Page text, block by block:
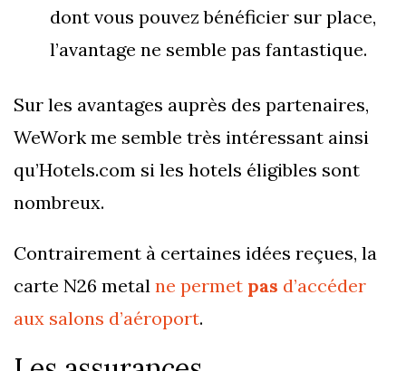
dont vous pouvez bénéficier sur place,
l’avantage ne semble pas fantastique.
Sur les avantages auprès des partenaires,
WeWork me semble très intéressant ainsi
qu’Hotels.com si les hotels éligibles sont
nombreux.
Contrairement à certaines idées reçues, la
carte N26 metal ne permet pas d’accéder
aux salons d’aéroport.